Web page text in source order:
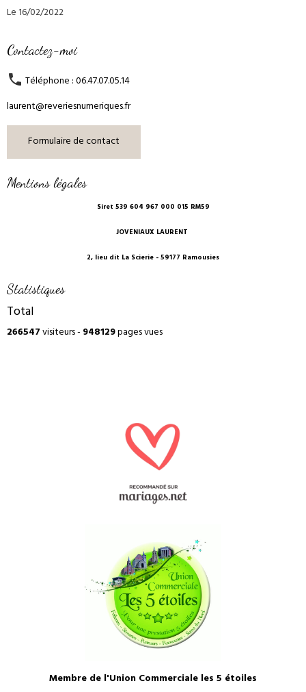
Le 16/02/2022
Contactez-moi
Téléphone : 06.47.07.05.14
laurent@reveriesnumeriques.fr
Formulaire de contact
Mentions légales
Siret 539 604 967 000 015 RM59
JOVENIAUX LAURENT
2, lieu dit La Scierie - 59177 Ramousies
Statistiques
Total
266547visiteurs -948129pages vues
Membre de l'Union Commerciale les 5 étoiles